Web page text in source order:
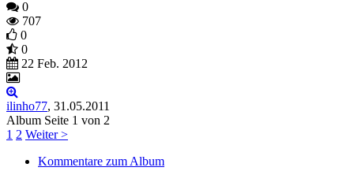
0
707
0
0
22 Feb. 2012
ilinho77, 31.05.2011
Seite 1 von 2
1 2 Weiter >
Kommentare zum Album